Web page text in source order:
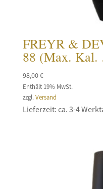
FREYR &
88 (Max. Kal.
98,00€
Enthält 19% MwSt.
zzgl.Versand
Lieferzeit: ca. 3-4